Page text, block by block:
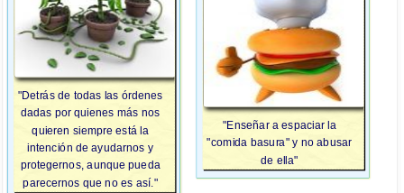
"Detrás de todas las órdenes
dadas por quienes más nos
quieren siempre está la
intención de ayudarnos y
protegernos, aunque pueda
parecernos que no es así."
"Enseñar a espaciar la
"comida basura" y no abusar
de ella"